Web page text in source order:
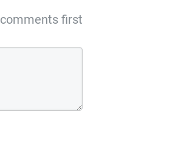
comments first